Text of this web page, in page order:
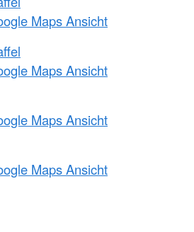
Maps Ansicht
Maps Ansicht
Maps Ansicht
Maps Ansicht